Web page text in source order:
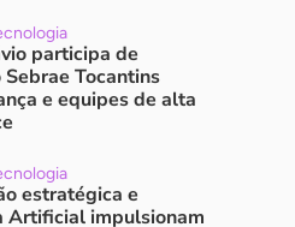
participa de
Tocantins
e equipes de alta
estratégica e
Artificial impulsionam